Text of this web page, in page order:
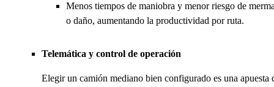
Menos tiempos de maniobra y menor riesgo de
o daño, aumentando la productividad por ruta.
Telemática y control de operación
Elegir un camión mediano bien configurado es una apuesta